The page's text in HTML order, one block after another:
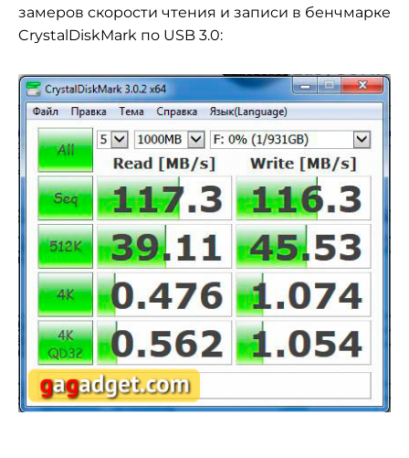
замеров скорости чтения и записи в бенчмарке
CrystalDiskMark по USB 3.0: